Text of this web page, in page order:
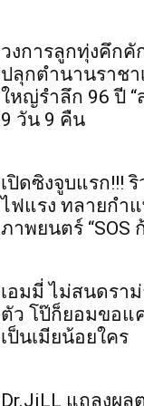
วงการลูกทุ่งคึกคั
ปลุกตำนานราชา
ใหญ่รำลึก 96 ปี
9 วัน 9 คืน
เปิดซิงจูบแรก!!!
ไฟแรง ทลายกำแ
ภาพยนตร์ “SOS
เอมมี่ ไม่สนดรา
ตัว โป๊ก็ยอมขอแ
เป็นเมียน้อยใคร
Dr.JiLL แถลงผล